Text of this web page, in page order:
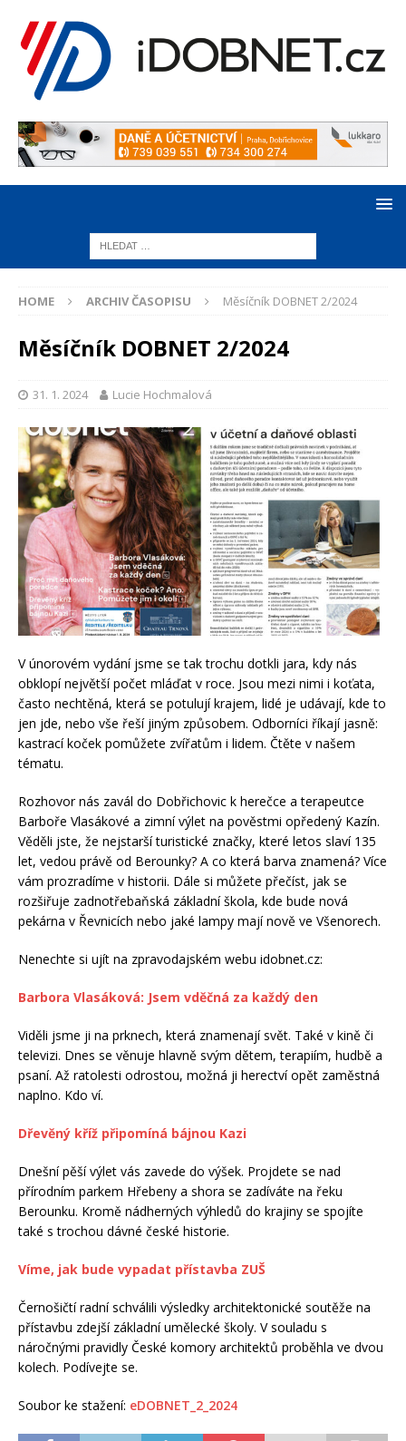
HOME ARCHIV ČASOPISU Měsíčník DOBNET 2/2024
Měsíčník DOBNET 2/2024
31. 1. 2024 Lucie Hochmalová
V únorovém vydání jsme se tak trochu dotkli jara, kdy nás
obklopí největší počet mláďat v roce. Jsou mezi nimi i koťata,
často nechtěná, která se potulují krajem, lidé je udávají, kde to
jen jde, nebo vše řeší jiným způsobem. Odborníci říkají jasně:
kastrací koček pomůžete zvířatům i lidem. Čtěte v našem
tématu.
Rozhovor nás zavál do Dobřichovic k herečce a terapeutce
Barboře Vlasákové a zimní výlet na pověstmi opředený Kazín.
Věděli jste, že nejstarší turistické značky, které letos slaví 135
let, vedou právě od Berounky? A co která barva znamená? Více
vám prozradíme v historii. Dále si můžete přečíst, jak se
rozšiřuje zadnotřebaňská základní škola, kde bude nová
pekárna v Řevnicích nebo jaké lampy mají nově ve Všenorech.
Nenechte si ujít na zpravodajském webu idobnet.cz:
Barbora Vlasáková: Jsem vděčná za každý den
Viděli jsme ji na prknech, která znamenají svět. Také v kině či
televizi. Dnes se věnuje hlavně svým dětem, terapiím, hudbě a
psaní. Až ratolesti odrostou, možná ji herectví opět zaměstná
naplno. Kdo ví.
Dřevěný kříž připomíná bájnou Kazi
Dnešní pěší výlet vás zavede do výšek. Projdete se nad
přírodním parkem Hřebeny a shora se zadíváte na řeku
Berounku. Kromě nádherných výhledů do krajiny se spojíte
také s trochou dávné české historie.
Víme, jak bude vypadat přístavba ZUŠ
Černošičtí radní schválili výsledky architektonické soutěže na
přístavbu zdejší základní umělecké školy. V souladu s
náročnými pravidly České komory architektů proběhla ve dvou
kolech. Podívejte se.
Soubor ke stažení: eDOBNET_2_2024